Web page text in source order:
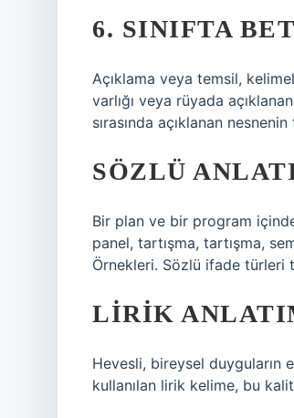
6. SINIFTA
Açıklama veya temsil,
varlığı veya rüyada
sırasında açıklanan
SÖZLÜ
Bir plan ve bir program
panel, tartışma, tartışma,
Örnekleri. Sözlü ifade türleri
LIRIK
Hevesli, bireysel duyguların
kullanılan lirik kelime, bu